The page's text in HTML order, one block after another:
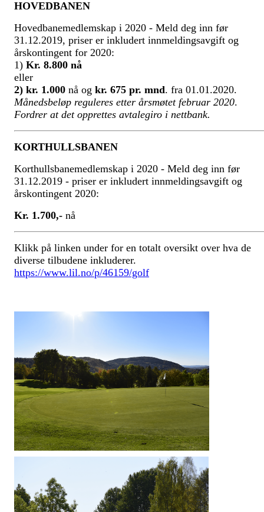
HOVEDBANEN
Hovedbanemedlemskap i 2020 - Meld deg inn før
31.12.2019, priser er inkludert innmeldingsavgift og
årskontingent for 2020:
1) Kr. 8.800 nå
eller
2) kr. 1.000 nå og kr. 675 pr. mnd. fra 01.01.2020.
Månedsbeløp reguleres etter årsmøtet februar 2020.
Fordrer at det opprettes avtalegiro i nettbank.
KORTHULLSBANEN
Korthullsbanemedlemskap i 2020 - Meld deg inn før
31.12.2019 - priser er inkludert innmeldingsavgift og
årskontingent 2020:
Kr. 1.700,- nå
Klikk på linken under for en totalt oversikt over hva de
diverse tilbudene inkluderer.
https://www.lil.no/p/46159/golf